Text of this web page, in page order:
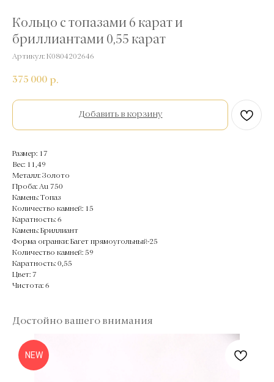
Кольцо с топазами 6 карат и
бриллиантами 0,55 карат
Артикул: К0804202646
375 000 р.
Добавить в корзину
Размер: 17
Вес: 11,49
Металл: Золото
Проба: Au 750
Камень: Топаз
Количество камней: 15
Каратность: 6
Камень: Бриллиант
Форма огранки: Багет прямоугольный-25
Количество камней: 59
Каратность: 0,55
Цвет: 7
Чистота: 6
Достойно вашего внимания
NEW